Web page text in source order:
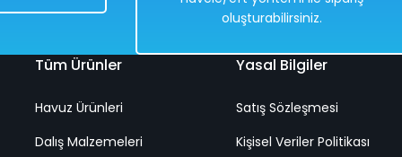
396 1:18 Ölçekli Klasik Araba Kırmızı Renkli 25 Cm
oluşturabilirsiniz.
Tüm Ürünler
Havuz Ürünleri
Dalış Malzemeleri
Yasal Bilgiler
Satış Sözleşmesi
Kişisel Veriler Politikası